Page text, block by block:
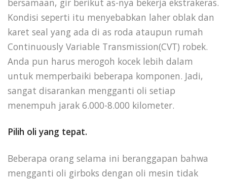
Kondisi seperti itu menyebabkan laher oblak dan
karet seal yang ada di as roda ataupun rumah
Continuously Variable Transmission(CVT) robek.
Anda pun harus merogoh kocek lebih dalam
untuk memperbaiki beberapa komponen. Jadi,
sangat disarankan mengganti oli setiap
menempuh jarak 6.000-8.000 kilometer.
Pilih oli yang tepat.
Beberapa orang selama ini beranggapan bahwa
mengganti oli girboks dengan oli mesin tidak